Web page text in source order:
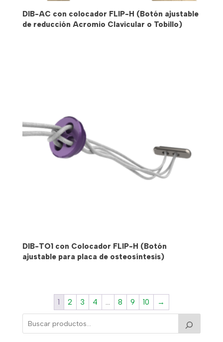
DIB-AC con colocador FLIP-H (Botón ajustable
de reducción Acromio Clavicular o Tobillo)
DIB-TO1 con Colocador FLIP-H (Botón
ajustable para placa de osteosíntesis)
1 2 3 4 … 8 9 10 →